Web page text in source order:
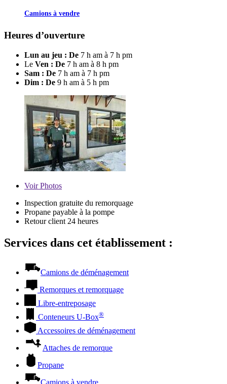
Camions à vendre
Heures d’ouverture
Lun au jeu : De 7 h am à 7 h pm
Le Ven : De 7 h am à 8 h pm
Sam : De 7 h am à 7 h pm
Dim : De 9 h am à 5 h pm
VoirPhotos
Inspection gratuite du remorquage
Propane payable à la pompe
Retour client 24 heures
Services dans cet établissement :
Camions de déménagement
Remorques et remorquage
Libre-entreposage
Conteneurs U-Box®
Accessoires de déménagement
Attaches de remorque
Propane
Camions à vendre